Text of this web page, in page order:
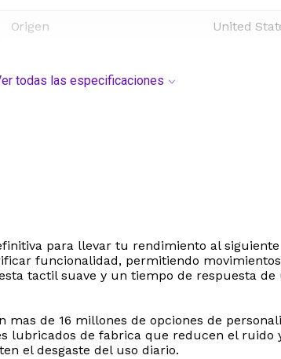
Origen United
todas las especificaciones
para llevar tu rendimiento al
funcionalidad, permitiendo
tactil suave y un tiempo de respuesta de
de 16 millones de opciones de
lubricados de fabrica que reducen el
el desgaste del uso diario.